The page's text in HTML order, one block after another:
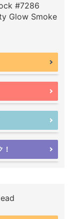
#7286
Glow Smoke